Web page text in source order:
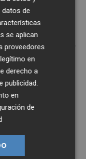
Shinzo Abe.
y estamos
según ha
datos de
se aplican
proveedores
en
derecho a
publicidad
en
de